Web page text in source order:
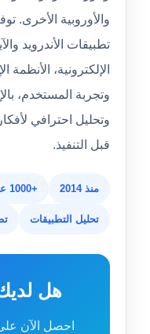
والأوروبية الأخرى.
تطبيقات الأندرويد
الإلكترونية،
وتجربة المستخدم،
وتحليل احترافي
قبل التنفيذ.
منذ 2014 +1000 عميل
تحليل التطبيقات
هل
احصل الآن